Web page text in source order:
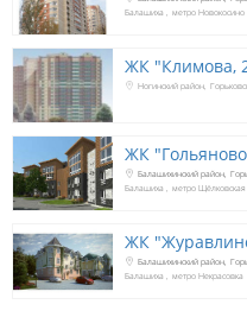
Балашиха
метро Новокосино
ЖК "Климова,
Ногинский район
ЖК
Балашихинский район
Балашиха
метро Щёлковская
ЖК
Балашихинский район
Балашиха
метро Некрасовка